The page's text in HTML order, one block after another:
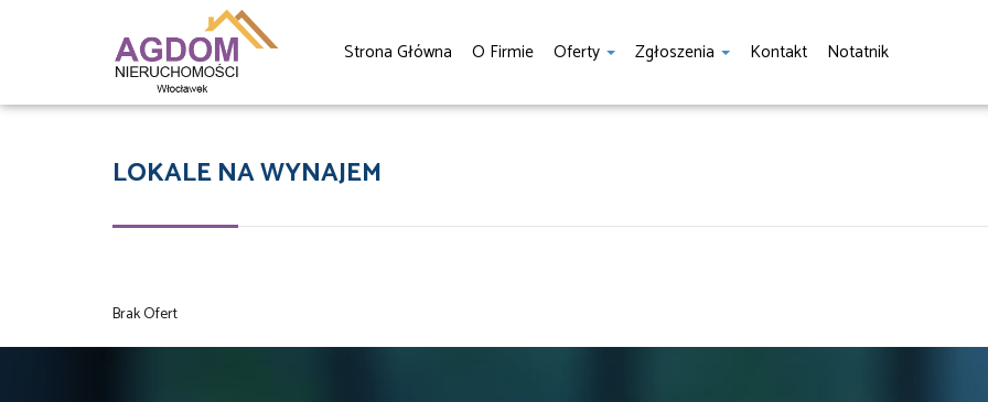
Strona Główna O Firmie Oferty Zgłoszenia Kontakt Notatnik
LOKALE NA WYNAJEM
Brak Ofert